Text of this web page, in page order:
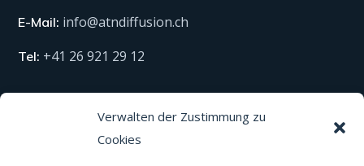
Verwalten der Zustimmung zu
Cookies
E-Mail: info@atndiffusion.ch
Tel: +41 26 921 29 12
Technische Produkte